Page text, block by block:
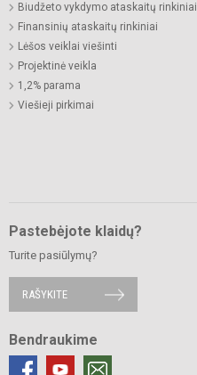
Biudžeto vykdymo ataskaitų rinkiniai
Finansinių ataskaitų rinkiniai
Lėšos veiklai viešinti
Projektinė veikla
1,2% parama
Viešieji pirkimai
Pastebėjote klaidų?
Turite pasiūlymų?
RAŠYKITE
Bendraukime